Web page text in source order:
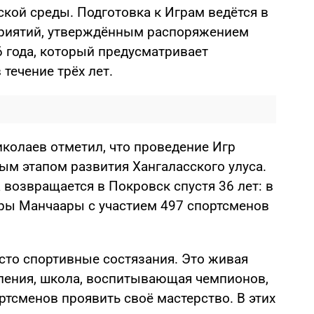
среды. Подготовка к Играм ведётся в
утверждённым распоряжением
который предусматривает
трёх лет.
отметил, что проведение Игр
этапом развития Хангаласского улуса.
в Покровск спустя 36 лет: в
Манчаары с участием 497 спортсменов
спортивные состязания. Это живая
школа, воспитывающая чемпионов,
проявить своё мастерство. В этих